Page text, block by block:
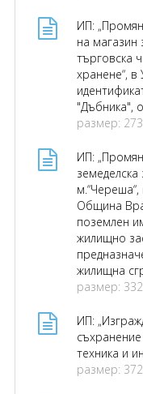
ИП:
на магазин
търговска
хранене“,
"Дъбника",
размер:
ИП:
Община
поземлен
жилищно
жилищна
размер:
ИП:
техника и
размер: